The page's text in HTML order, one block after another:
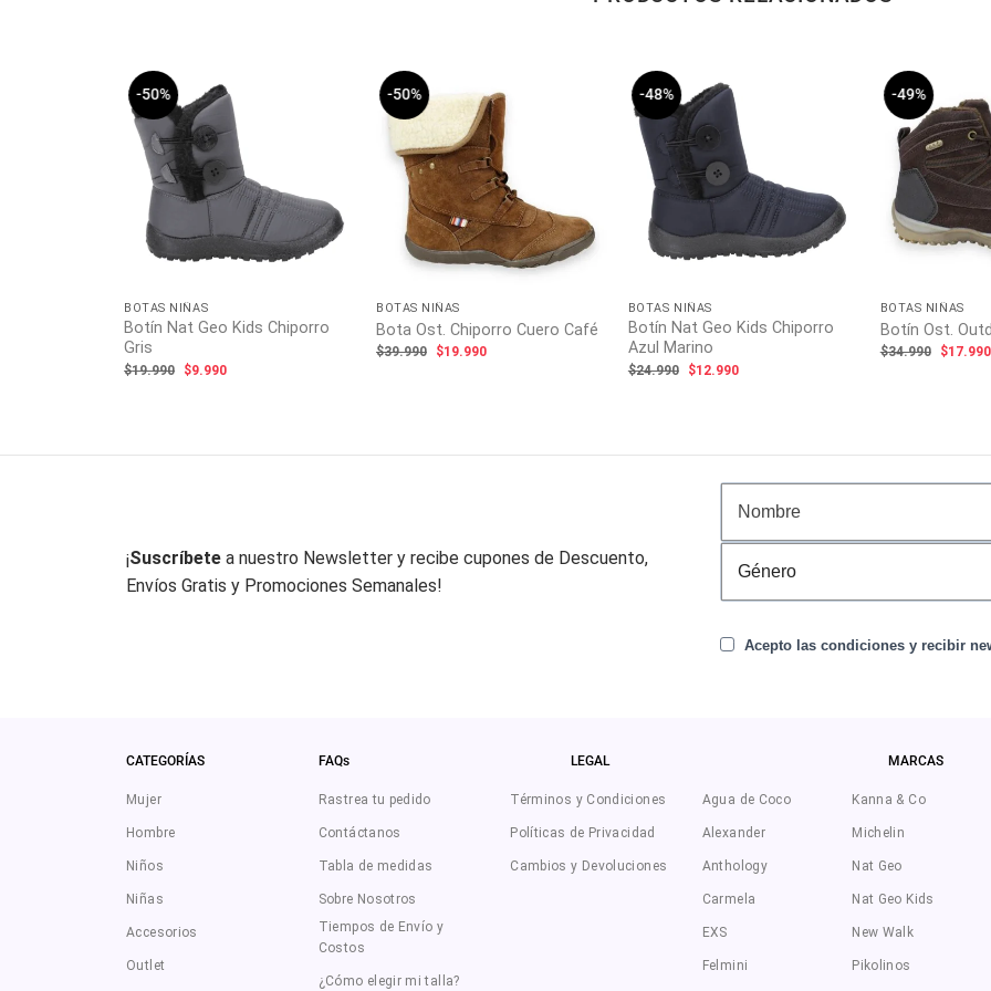
-50%
BOTAS NIÑAS
Botín Nat Geo Kids Chiporro
Gris
$19.990
El
$9.990El
-50%
BOTAS NIÑAS
Bota Ost. Chiporro Cuero Café
$39.990
El
$19.990El
-48%
BOTAS NIÑAS
Botín Nat Geo Kids Chiporro
Azul Marino
$24.990
El
$12.990El
-49%
BOTAS NIÑAS
Botín Ost.
$34.990
El
$17.990
¡Suscríbetea nuestro Newsletter y recibe cupones de Descuento,
Envíos Gratis y Promociones Semanales!
Acepto las condiciones y recibir
CATEGORÍAS
Mujer
Hombre
Niños
Niñas
Accesorios
Outlet
FAQs
Rastrea tu pedido
Contáctanos
Tabla de medidas
Sobre Nosotros
Tiempos de Envío y
Costos
¿Cómo elegir mi talla?
LEGAL
Términos y Condiciones
Políticas de Privacidad
Cambios y Devoluciones
MARCAS
Agua de Coco
Alexander
Anthology
Carmela
EXS
Felmini
Kanna & Co
Michelin
Nat Geo
Nat Geo Kids
New Walk
Pikolinos